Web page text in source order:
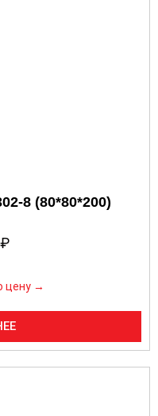
8 (80*80*200)
₽
цену →